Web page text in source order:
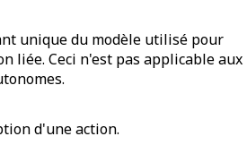
unique du modèle utilisé pour
liée. Ceci n'est pas applicable aux
d'une action.